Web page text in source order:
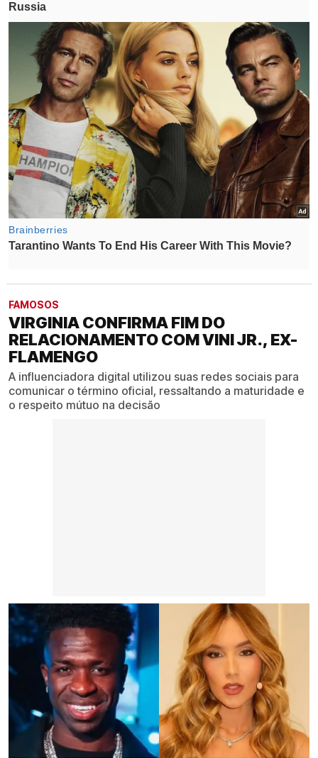
FAMOSOS
VIRGINIA CONFIRMA FIM DO
RELACIONAMENTO COM VINI JR., EX-
FLAMENGO
A influenciadora digital utilizou suas redes sociais para
comunicar o término oficial, ressaltando a maturidade e
o respeito mútuo na decisão